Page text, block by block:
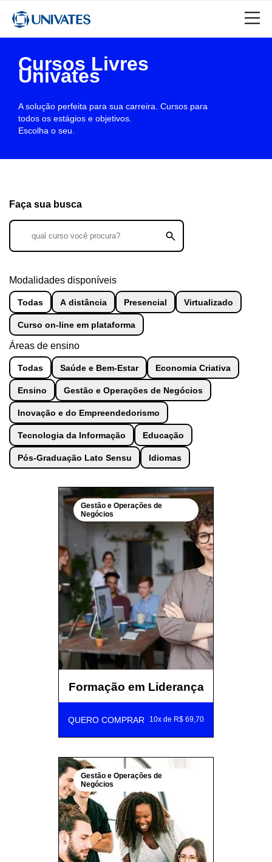
Cursos Livres
Univates
A solução perfeita para sua carreira. Cursos para
todos os estágios e objetivos.
Escolha o seu.
Faça sua busca
Modalidades disponíveis
Todas A distância Presencial Virtualizado
Curso on-line em plataforma
Áreas de ensino
Todas Saúde e Bem-Estar Economia Criativa
Ensino Gestão e Operações de Negócios
Inovação e do Empreendedorismo
Tecnologia da Informação Educação
Pós-Graduação Lato Sensu Idiomas
Gestão e Operações de
Negócios
Formação em Liderança
QUERO COMPRAR 10x de R$ 69,70
Gestão e Operações de
Negócios